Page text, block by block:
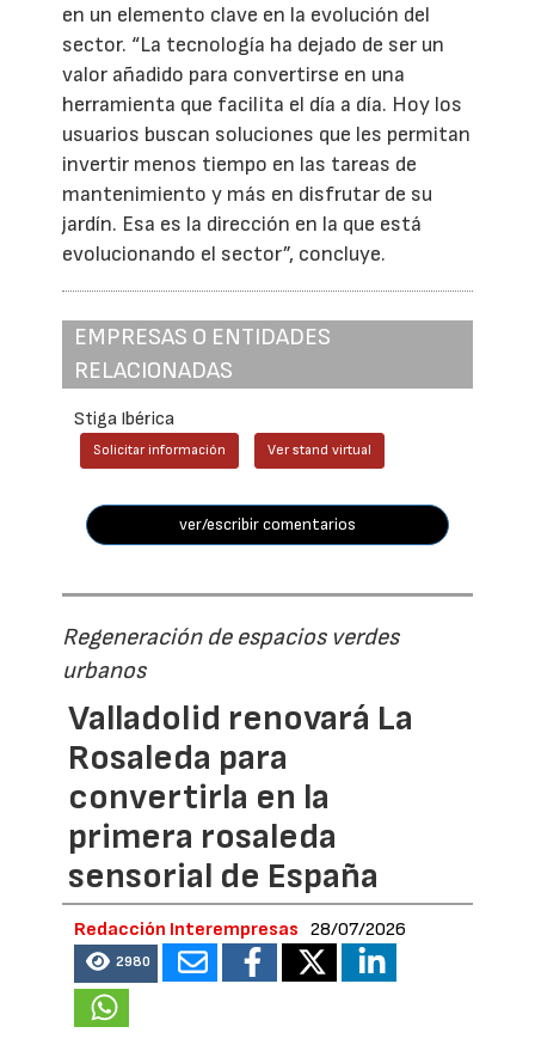
en un elemento clave en la evolución del
sector. “La tecnología ha dejado de ser un
valor añadido para convertirse en una
herramienta que facilita el día a día. Hoy los
usuarios buscan soluciones que les permitan
invertir menos tiempo en las tareas de
mantenimiento y más en disfrutar de su
jardín. Esa es la dirección en la que está
evolucionando el sector”, concluye.
EMPRESAS O ENTIDADES
RELACIONADAS
Stiga Ibérica
Solicitar información Ver stand virtual
ver/escribir comentarios
Regeneración de espacios verdes
urbanos
Valladolid renovará La
Rosaleda para
convertirla en la
primera rosaleda
sensorial de España
Redacción Interempresas 28/07/2026
2980